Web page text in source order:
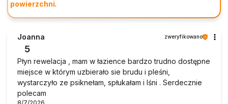
powierzchni.
Joanna zweryfikowano
5
Płyn rewelacja , mam w łazience bardzo trudno dostępne
miejsce w którym uzbierało sie brudu i pleśni,
wystarczyło ze psiknełam, spłukałam i lśni . Serdecznie
polecam